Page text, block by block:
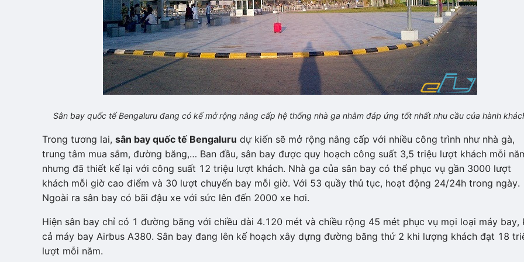
Sân bay quốc tế Bengaluru đang có kế mở rộng nâng cấp hệ thống nhà ga nhằm đáp ứng tốt nhất nhu cầu của hành
Trong tương lai, sân bay quốc tế Bengaluru dự kiến sẽ mở rộng nâng cấp với nhiều công trình như nhà gà,
trung tâm mua sắm, đường băng,… Ban đầu, sân bay được quy hoạch công suất 3,5 triệu lượt khách mỗi
nhưng đã thiết kế lại với công suất 12 triệu lượt khách. Nhà ga của sân bay có thể phục vụ gần 3000 lượt
khách mỗi giờ cao điểm và 30 lượt chuyến bay mỗi giờ. Với 53 quầy thủ tục, hoạt động 24/24h trong ngày.
Ngoài ra sân bay có bãi đậu xe với sức lên đến 2000 xe hơi.
Hiện sân bay chỉ có 1 đường băng với chiều dài 4.120 mét và chiều rộng 45 mét phục vụ mọi loại máy bay,
cả máy bay Airbus A380. Sân bay đang lên kế hoạch xây dựng đường băng thứ 2 khi lượng khách đạt 18
lượt mỗi năm.